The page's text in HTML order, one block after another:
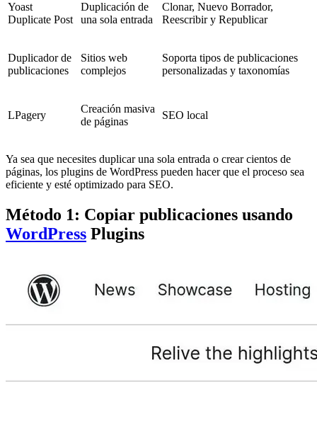
Yoast
Duplicate Post
Duplicación de
una sola entrada
Clonar, Nuevo Borrador,
Reescribir y Republicar
Duplicador de
publicaciones
Sitios web
complejos
Soporta tipos de publicaciones
personalizadas y taxonomías
LPagery
Creación masiva
de páginas
SEO local
Ya sea que necesites duplicar una sola entrada o crear cientos de
páginas, los plugins de WordPress pueden hacer que el proceso sea
eficiente y esté optimizado para SEO.
Método 1: Copiar publicaciones usando
WordPress Plugins